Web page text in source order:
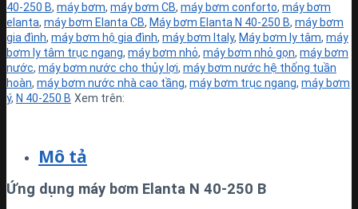
40-250 B, máy bơm, máy bơm CB, máy bơm conforto, máy bơm
elanta, máy bơm Elanta CB, Máy bơm Elanta N 40-250 B, máy bơm
gia đình, máy bơm hộ gia đình, máy bơm Italy, Máy bơm ly tâm, máy
bơm ly tâm trục ngang, máy bơm nhỏ, máy bơm nhỏ gọn, máy bơm
nước, máy bơm nước cho thủy lợi, máy bơm nước hệ thống tuần
hoàn, máy bơm nước nhà cao tầng, máy bơm trục ngang, máy bơm
ý, N 40-250 B Xem trên:
Mô tả
Ứng dụng máy bơm Elanta N 40-250 B